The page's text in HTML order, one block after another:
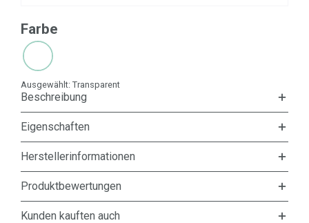
Farbe
Ausgewählt: Transparent
Beschreibung
Eigenschaften
Herstellerinformationen
Produktbewertungen
Kunden kauften auch